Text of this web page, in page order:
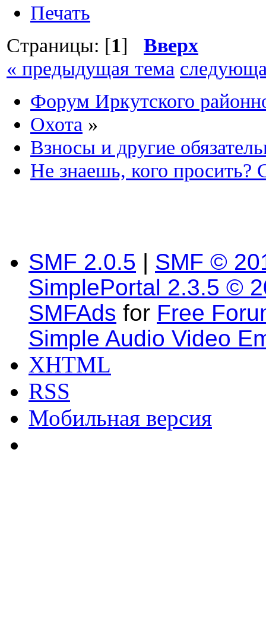
Печать
Страницы: [1] Вверх
« предыдущая тема
Форум Иркутского
Охота »
Взносы и другие
Не знаешь, кого просить?
SMF 2.0.5 | SMF ©
SimplePortal 2.3.5 ©
SMFAds for Free
Simple Audio Video
XHTML
RSS
Мобильная версия